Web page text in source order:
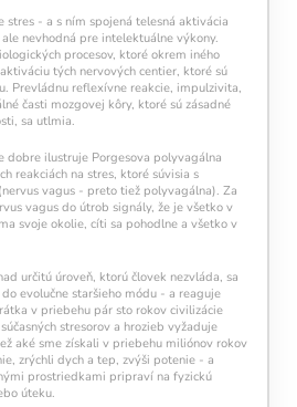
pozornosť,
stres - a s ním spojená telesná aktivácia
nevhodná pre intelektuálne výkony.
procesov, ktoré okrem iného
tých nervových centier, ktoré sú
Prevládnu reflexívne reakcie, impulzivita,
časti mozgovej kôry, ktoré sú zásadné
sa utlmia.
dobre ilustruje Porgesova polyvagálna
reakciách na stres, ktoré súvisia s
vagus - preto tiež polyvagálna). Za
vagus do útrob signály, že je všetko v
svoje okolie, cíti sa pohodlne a všetko v
určitú úroveň, ktorú človek nezvláda, sa
evolučne staršieho módu - a reaguje
v priebehu pár sto rokov civilizácie
stresorov a hrozieb vyžaduje
aké sme získali v priebehu miliónov rokov
zrýchli dych a tep, zvýši potenie - a
prostriedkami pripraví na fyzickú
úteku.